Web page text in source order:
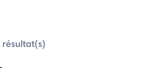
résultat(s)